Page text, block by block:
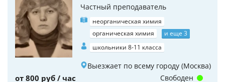
Частный преподаватель
неорганическая химия
органическая химия
и еще 3
школьники 8-11 класса
Выезжает по всему городу (Москва)
от 800 руб / час Свободен